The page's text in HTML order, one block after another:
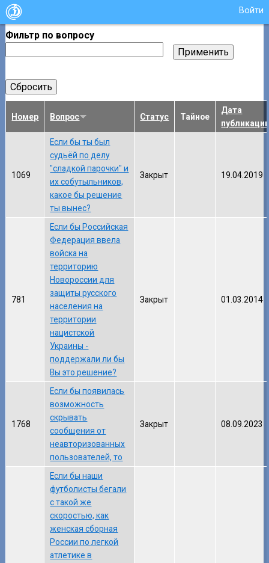
Войти
Фильтр по вопросу
Номер Вопрос Статус Тайное
Дата
1069
Если бы ты был
судьёй по делу
"сладкой парочки" и
их собутыльников,
какое бы решение
ты вынес?
Закрыт 19.04.2019
781
Если бы Российская
Федерация ввела
войска на
территорию
Новороссии для
защиты русского
населения на
территории
нацистской
Украины -
поддержали ли бы
Вы это решение?
Закрыт 01.03.2014
1768
Если бы появилась
возможность
скрывать
сообщения от
неавторизованных
пользователей, то
Закрыт 08.09.2023
Если бы наши
футболисты бегали
с такой же
скоростью, как
женская сборная
России по легкой
атлетике в